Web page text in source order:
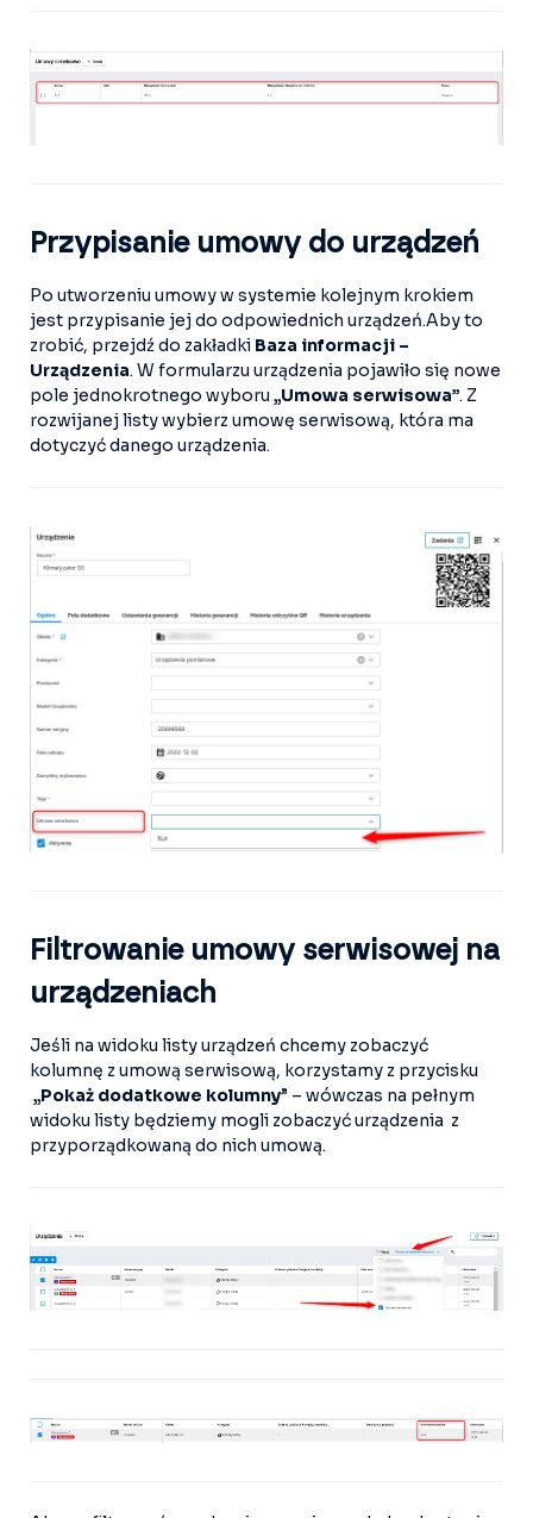
Przypisanie umowy do urządzeń
Po utworzeniu umowy w systemie kolejnym krokiem
jest przypisanie jej do odpowiednich urządzeń.Aby to
zrobić, przejdź do zakładki Baza informacji –
Urządzenia. W formularzu urządzenia pojawiło się nowe
pole jednokrotnego wyboru „Umowa serwisowa”. Z
rozwijanej listy wybierz umowę serwisową, która ma
dotyczyć danego urządzenia.
Filtrowanie umowy serwisowej na
urządzeniach
Jeśli na widoku listy urządzeń chcemy zobaczyć
kolumnę z umową serwisową, korzystamy z przycisku
„Pokaż dodatkowe kolumny” – wówczas na pełnym
widoku listy będziemy mogli zobaczyć urządzenia z
przyporządkowaną do nich umową.